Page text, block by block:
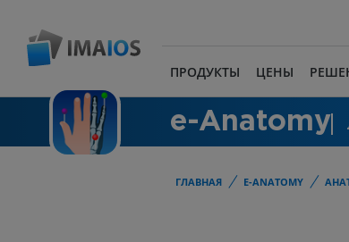
ПРОДУКТЫ ЦЕНЫ
e-Anatomy
ГЛАВНАЯ E-ANATOMY